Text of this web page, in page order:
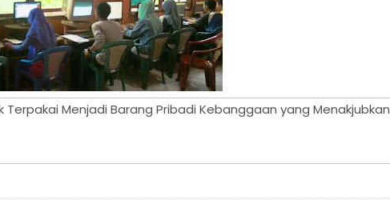
Menjadi Barang Pribadi Kebanggaan yang Menakjubkan